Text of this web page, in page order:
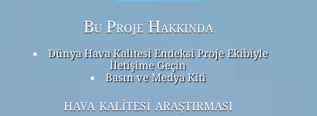
Bu Proje Hakkında
Dünya Hava Kalitesi Endeksi Proje Ekibiyle
İletişime Geçin
Basın ve Medya Kiti
hava kalitesi araştırması